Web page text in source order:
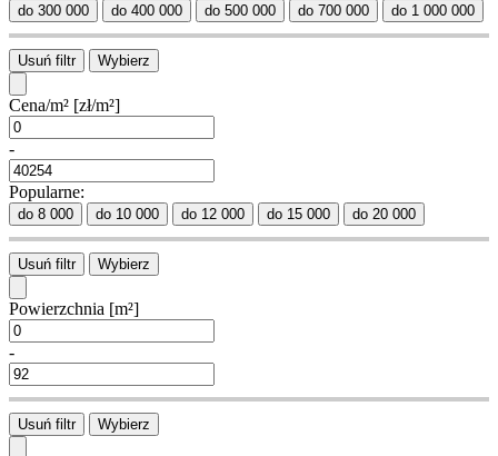
do 300 000 do 400 000 do 500 000 do 700 000 do 1 000 000
Usuń filtr Wybierz
Cena/m² [zł/m²]
-
Popularne:
do 8 000 do 10 000 do 12 000 do 15 000 do 20 000
Usuń filtr Wybierz
Powierzchnia [m²]
-
Usuń filtr Wybierz